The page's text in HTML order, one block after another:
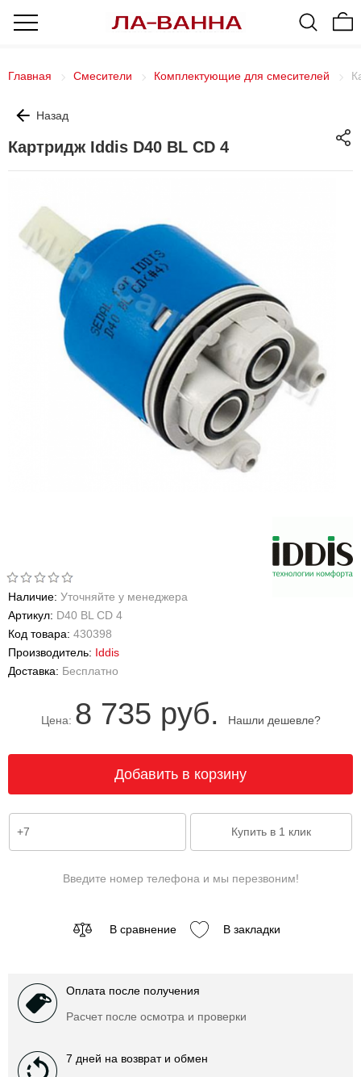
Главная Смесители Комплектующие для смесителей
Назад
Картридж Iddis D40 BL CD 4
Наличие: Уточняйте у менеджера
Артикул: D40 BL CD 4
Код товара: 430398
Производитель: Iddis
Доставка: Бесплатно
Цена: 8 735 руб. Нашли дешевле?
Введите номер телефона и мы перезвоним!
В сравнение В закладки
Оплата после получения
Расчет после осмотра и проверки
7 дней на возврат и обмен